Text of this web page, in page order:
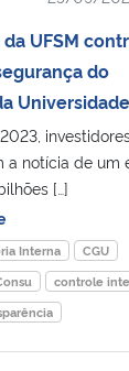
UFSM
do
Universidade
a notícia de um
[…]
Interna
CGU
controle